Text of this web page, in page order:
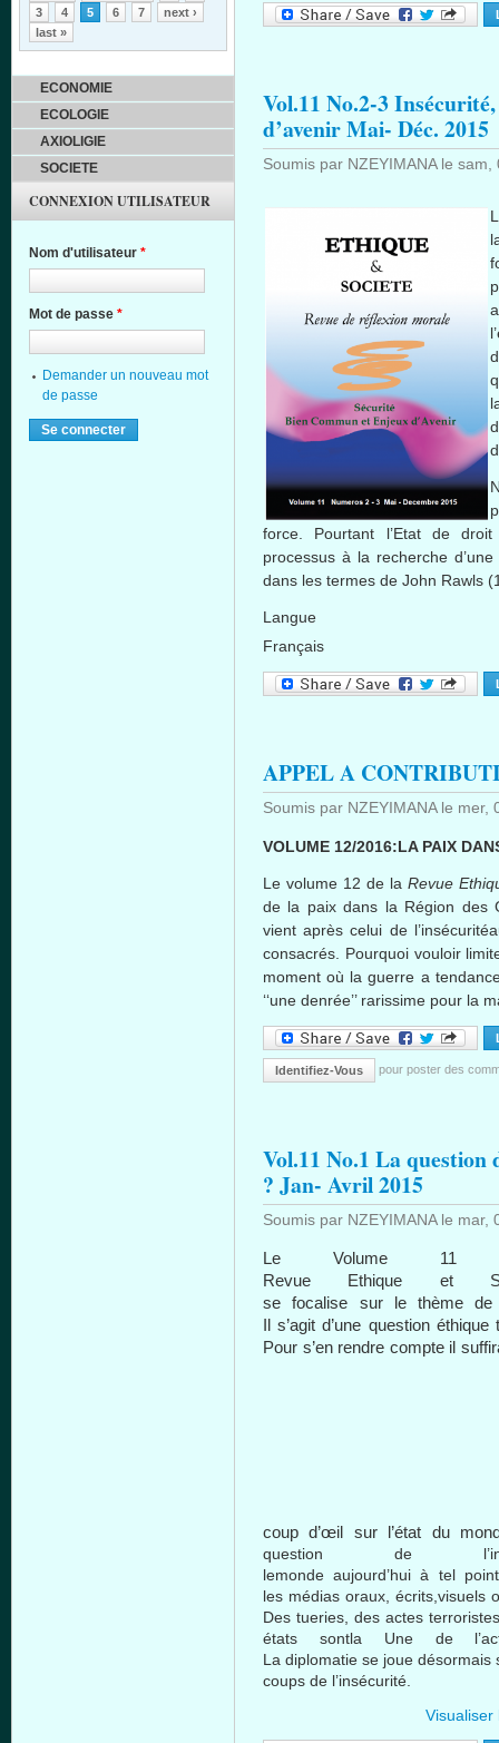
Vol.11 No.2-3
d’avenir Mai- Déc. 2015
Soumis par NZEYIMANAle sam,
force. Pourtant l’Etatdedroit
processus à la recherche d’une
dans les termes de John Rawls
Langue
Français
APPEL A
Soumis par NZEYIMANAle mer,
VOLUME 12/2016:LA PAIX
Le volume 12 de la Revue
de la paix dans la Région des
vient après celui de
consacrés
Pourquoi vouloir
momentoù la guerre a
‘‘une denrée’’ rarissime pour la
Identifiez-Vous pour poster des
Vol.11 No.1 La question
? Jan- Avril 2015
Soumis par NZEYIMANAle mar,
Le Volume
Revue Ethique et
sefocalise surlethème
Ils’agit d’une question éthique
Pour s’en rendre compte il
coupd’œil sur l’état du
question de
lemonde aujourd’hui à tel
les médias oraux ,écrits ,visuels
Destueries , desactes
états
sontla Unede
La diplomatie se joue désormais
coups de l’insécurité
Visualiser
3
4 5 6 7
next ›
last »
ECONOMIE
ECOLOGIE
AXIOLIGIE
SOCIETE
CONNEXION UTILISATEUR
Nom d'utilisateur *
Mot de passe *
Demander un nouveau mot
de passe